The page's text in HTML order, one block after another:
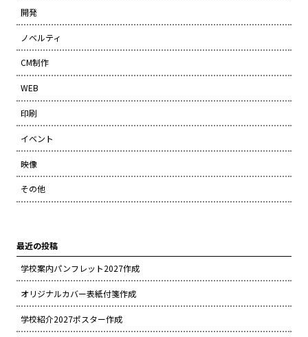
開発
ノベルティ
CM制作
WEB
印刷
イベント
映像
その他
最近の投稿
学校案内パンフレット2027作成
オリジナルカバー表紙付箋作成
学校紹介2027ポスター作成